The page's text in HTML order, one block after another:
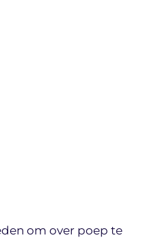
om over poep te